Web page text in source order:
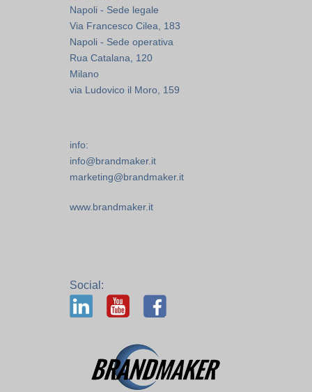
Napoli - Sede legale
Via Francesco Cilea, 183
Napoli - Sede operativa
Rua Catalana, 120
Milano
via Ludovico il Moro, 159
info:
info@brandmaker.it
marketing@brandmaker.it
www.brandmaker.it
Social: